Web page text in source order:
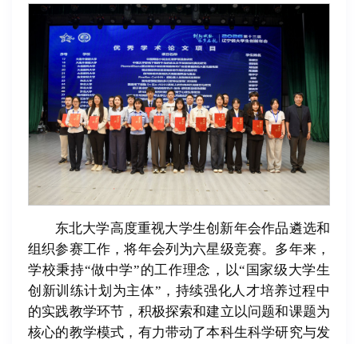
东北大学高度重视大学生创新年会作品遴选和
组织参赛工作，将年会列为六星级竞赛。多年来，
学校秉持“做中学”的工作理念，以“国家级大学生
创新训练计划为主体”，持续强化人才培养过程中
的实践教学环节，积极探索和建立以问题和课题为
核心的教学模式，有力带动了本科生科学研究与发